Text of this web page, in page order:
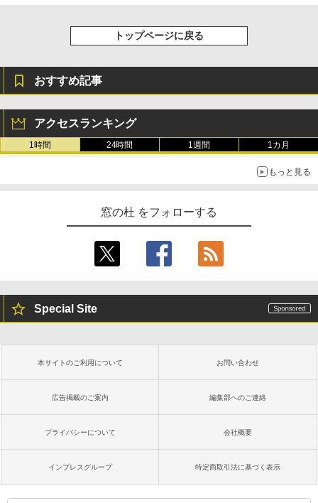
トップページに戻る
おすすめ記事
アクセスランキング
1時間 24時間 1週間 1カ月
もっと見る
窓の杜 をフォローする
Special Site
本サイトのご利用について お問い合わせ
広告掲載のご案内 編集部へのご連絡
プライバシーについて 会社概要
インプレスグループ 特定商取引法に基づく表示